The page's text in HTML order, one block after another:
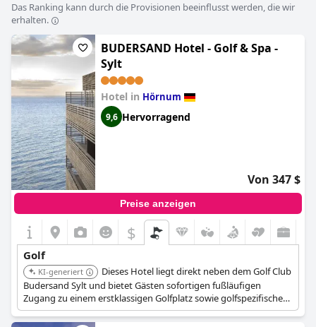
hotels mit beheiztem pool,hotels direkt am strand,kleine
hotels,yoga hotels
golfhotels,romantische hotels
erwachsenenhotels,5-sterne-hotels,hotels mit pool,
luxushotels
hotels mit kostenfreiem hundeaufenthalt
hotels mit hundespielwieseand
Das Ranking kann durch die Provisionen beeinflusst werden, die wir
erhalten.
BUDERSAND Hotel - Golf & Spa -
Sylt
Hotel in Hörnum
9,6 Hervorragend
Von 347 $
Preise anzeigen
$
Golf
KI-generiert
Dieses Hotel liegt direkt neben dem Golf Club
Budersand Sylt und bietet Gästen sofortigen fußläufigen
Zugang zu einem erstklassigen Golfplatz sowie golfspezifische
Pakete und Annehmlichkeiten.